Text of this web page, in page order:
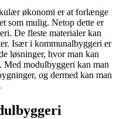
økonomi er at forlænge
som mulig. Netop dette er
De fleste materialer kan
Især i kommunalbyggeri er
løsninger, hvor man kan
Med modulbyggeri kan man
og dermed kan man